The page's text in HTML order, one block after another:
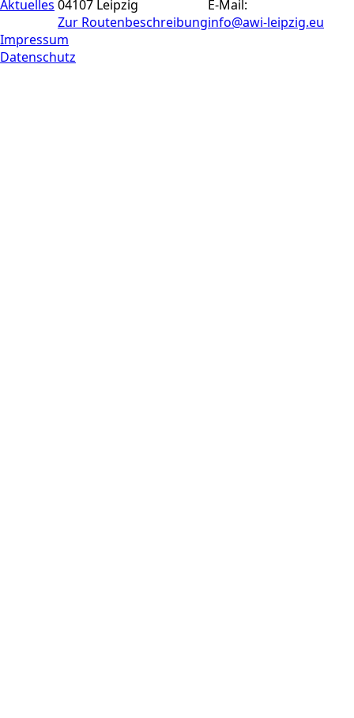
Aktuelles 04107 Leipzig
Zur Routen­beschreibung
E-Mail:
info@awi-leipzig.eu
Impressum
Datenschutz